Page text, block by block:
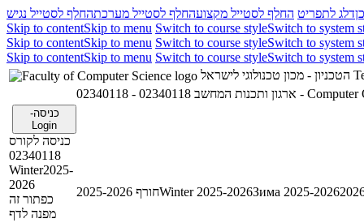
דלג לתפריט החלף לסטייל מקצועהחלף לסטייל מערכתהחלף לסטייל נגיש
Skip to contentSkip to menu Switch to course styleSwitch to system
Skip to contentSkip to menu Switch to course styleSwitch to system
Skip to contentSkip to menu Switch to course styleSwitch to system
02340118 - ארגון ותכנות המחשב 02340118 -
כניסה-
Login
כניסה לקורס
02340118
Winter2025-
2026
כפתור זה
מפנה לדף
חורף 2025-2026Winter 2025-2026Зима 2025-2026